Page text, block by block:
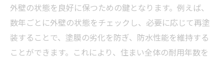
外壁の状態を良好に保つための鍵となります。例えば、
数年ごとに外壁の状態をチェックし、必要に応じて再塗
装することで、塗膜の劣化を防ぎ、防水性能を維持する
ことができます。これにより、住まい全体の耐用年数を